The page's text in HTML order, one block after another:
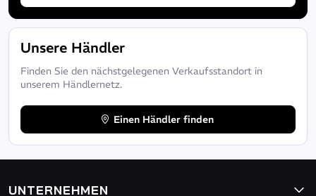
Unsere Händler
Finden Sie den nächstgelegenen Verkaufsstandort in
unserem Händlernetz.
Einen Händler finden
UNTERNEHMEN